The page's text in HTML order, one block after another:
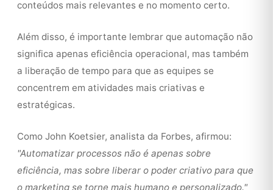
conteúdos mais relevantes e no momento certo.
Além disso, é importante lembrar que automação não
significa apenas eficiência operacional, mas também
a liberação de tempo para que as equipes se
concentrem em atividades mais criativas e
estratégicas.
Como John Koetsier, analista da Forbes, afirmou:
"Automatizar processos não é apenas sobre
eficiência, mas sobre liberar o poder criativo para que
o marketing se torne mais humano e personalizado."